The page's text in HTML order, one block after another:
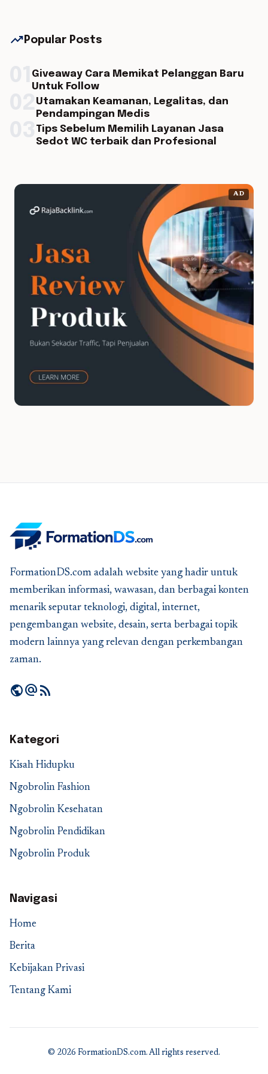
trending_up Popular Posts
Giveaway Cara Memikat Pelanggan Baru
Untuk Follow
Utamakan Keamanan, Legalitas, dan
Pendampingan Medis
Tips Sebelum Memilih Layanan Jasa
Sedot WC terbaik dan Profesional
AD
FormationDS.com adalah website yang hadir untuk
memberikan informasi, wawasan, dan berbagai konten
menarik seputar teknologi, digital, internet,
pengembangan website, desain, serta berbagai topik
modern lainnya yang relevan dengan perkembangan
zaman.
publicalternate_emailrss_feed
Kategori
Kisah Hidupku
Ngobrolin Fashion
Ngobrolin Kesehatan
Ngobrolin Pendidikan
Ngobrolin Produk
Navigasi
Home
Berita
Kebijakan Privasi
Tentang Kami
© 2026 FormationDS.com. All rights reserved.